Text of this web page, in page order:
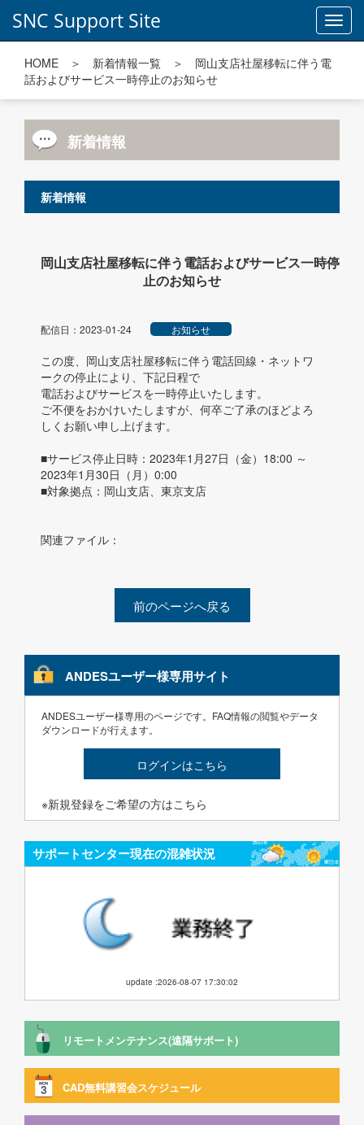
SNC Support Site
HOME ＞ 新着情報一覧 ＞ 岡山支店社屋移転に伴う電
話およびサービス一時停止のお知らせ
新着情報
新着情報
岡山支店社屋移転に伴う電話およびサービス一時停
止のお知らせ
配信日：2023-01-24 お知らせ
この度、岡山支店社屋移転に伴う電話回線・ネットワ
ークの停止により、下記日程で
電話およびサービスを一時停止いたします。
ご不便をおかけいたしますが、何卒ご了承のほどよろ
しくお願い申し上げます。
■サービス停止日時：2023年1月27日（金）18:00 ～
2023年1月30日（月）0:00
■対象拠点：岡山支店、東京支店
関連ファイル：
前のページへ戻る
ANDESユーザー様専用サイト
ANDESユーザー様専用のページです。FAQ情報の閲覧やデータ
ダウンロードが行えます。
ログインはこちら
※新規登録をご希望の方はこちら
サポートセンター現在の混雑状況
update :2026-08-07 17:30:02
リモートメンテナンス(遠隔サポート)
CAD無料講習会スケジュール